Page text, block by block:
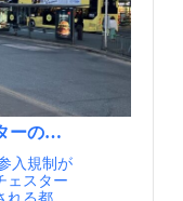
いま
民のため
補助を受
。ま
よる収
ていま
有効活用
とで、
物流コス
からの温
ーゴバ
す。相乗
、最適な
ービスや
、既存
て設計
は、料
ターモー
示といっ
まで公共
す。 利
上げ、
新たに示
水準を構
通量）の
（閃
れまし
の道路
で、道
してい
でデータ
バナンス
デザイン
の
ストへの
（年4
様々な
、 一般
ト会議よ
ーの都市交通リ・デ
ェスター